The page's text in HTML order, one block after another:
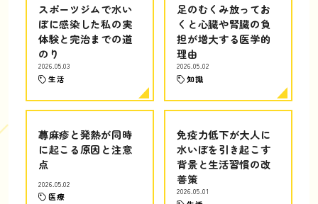
スポーツジムで水い
ぼに感染した私の実
体験と完治までの道
のり
2026.05.03
生活
足のむくみ放ってお
くと心臓や腎臓の負
担が増大する医学的
理由
2026.05.02
知識
蕁麻疹と発熱が同時
に起こる原因と注意
点
2026.05.02
医療
免疫力低下が大人に
水いぼを引き起こす
背景と生活習慣の改
善策
2026.05.01